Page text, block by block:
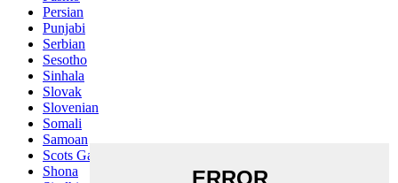
Persian
Punjabi
Serbian
Sesotho
Sinhala
Slovak
Slovenian
Somali
Samoan
Scots Gaelic
Shona